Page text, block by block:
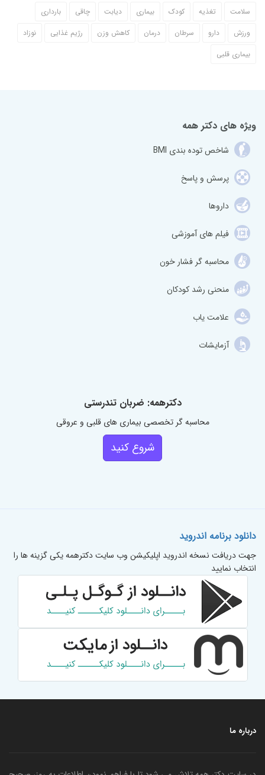
سلامت تغذیه کودک بیماری دیابت چاقی
بارداری
ورزش
دارو سرطان درمان کاهش وزن رژیم غذایی
نوزاد
بیماری قلبی
ویژه های دکتر همه
شاخص توده بندی BMI
پرسش و پاسخ
داروها
فیلم های آموزشی
محاسبه گر فشار خون
منحنی رشد کودکان
علامت یاب
آزمایشات
دکترهمه: ضربان تندرستی
محاسبه گر تخصصی بیماری های قلبی و عروقی
شروع کنید
دانلود برنامه اندروید
جهت دریافت نسخه اندروید اپلیکیشن وب سایت دکترهمه یکی گزینه ها را
انتخاب نمایید
درباره ما